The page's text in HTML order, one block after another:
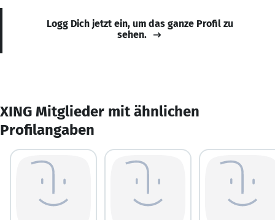
Logg Dich jetzt ein, um das ganze Profil zu
sehen.
XING Mitglieder mit ähnlichen
Profilangaben